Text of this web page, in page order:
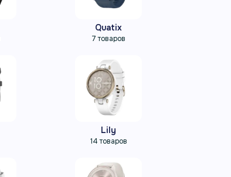
Quatix
7 товаров
Lily
14 товаров